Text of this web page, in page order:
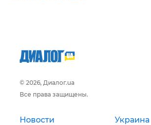
© 2026, Диалог.ua
Все права защищены.
Новости Украина